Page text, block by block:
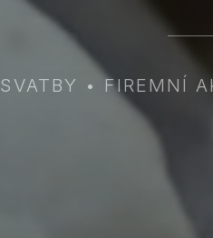
SVATBY • FIREMNÍ